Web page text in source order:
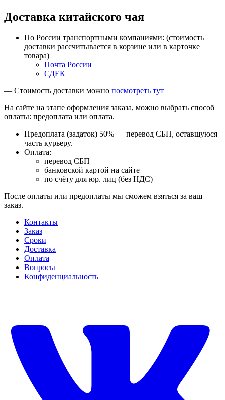
Доставка китайского чая
По России транспортными компаниями: (стоимость
доставки рассчитывается в корзине или в карточке
товара)
Почта России
СДЕК
— Стоимость доставки можно посмотреть тут
На сайте на этапе оформления заказа, можно выбрать способ
оплаты: предоплата или оплата.
Предоплата (задаток) 50% — перевод СБП, оставшуюся
часть курьеру.
Оплата:
перевод СБП
банковской картой на сайте
по счёту для юр. лиц (без НДС)
После оплаты или предоплаты мы сможем взяться за ваш
заказ.
Контакты
Заказ
Cроки
Доставка
Оплата
Вопросы
Конфиденциальность